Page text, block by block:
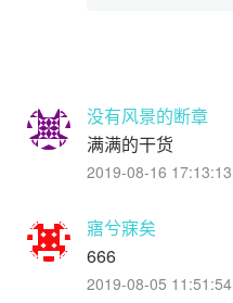
没有风景的断章
满满的干货
2019-08-16 17:13:13
寤兮寐矣
666
2019-08-05 11:51:54